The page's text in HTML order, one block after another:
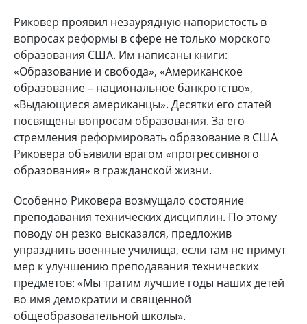
Риковер проявил незаурядную напористость в
вопросах реформы в сфере не только морского
образования США. Им написаны книги:
«Образование и свобода», «Американское
образование – национальное банкротство»,
«Выдающиеся американцы». Десятки его статей
посвящены вопросам образования. За его
стремления реформировать образование в США
Риковера объявили врагом «прогрессивного
образования» в гражданской жизни.
Особенно Риковера возмущало состояние
преподавания технических дисциплин. По этому
поводу он резко высказался, предложив
упразднить военные училища, если там не примут
мер к улучшению преподавания технических
предметов: «Мы тратим лучшие годы наших детей
во имя демократии и священной
общеобразовательной школы».